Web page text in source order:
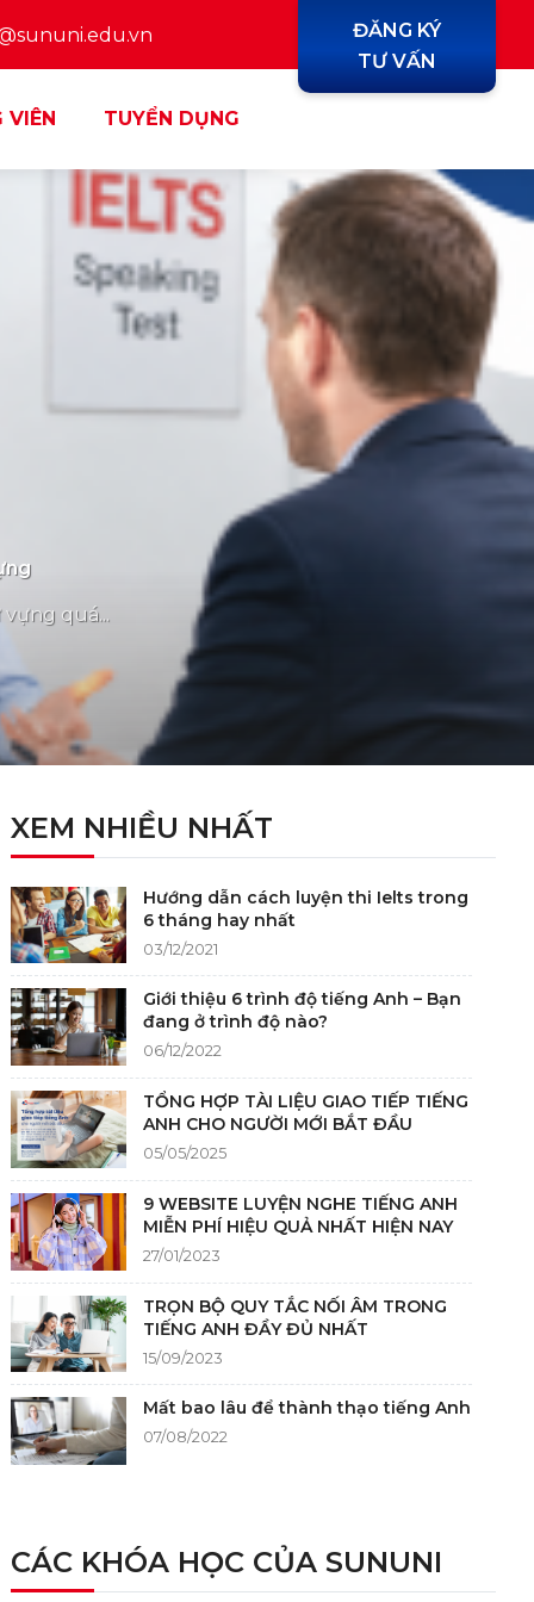
ĐĂNG KÝ
TƯ VẤN
VIÊN TUYỂN DỤNG
quá...
XEM NHIỀU NHẤT
Hướng dẫn cách luyện thi Ielts trong
6 tháng hay nhất
03/12/2021
Giới thiệu 6 trình độ tiếng Anh – Bạn
đang ở trình độ nào?
06/12/2022
TỔNG HỢP TÀI LIỆU GIAO TIẾP TIẾNG
ANH CHO NGƯỜI MỚI BẮT ĐẦU
05/05/2025
9 WEBSITE LUYỆN NGHE TIẾNG ANH
MIỄN PHÍ HIỆU QUẢ NHẤT HIỆN NAY
27/01/2023
TRỌN BỘ QUY TẮC NỐI ÂM TRONG
TIẾNG ANH ĐẦY ĐỦ NHẤT
15/09/2023
Mất bao lâu để thành thạo tiếng Anh
07/08/2022
CÁC KHÓA HỌC CỦA SUNUNI